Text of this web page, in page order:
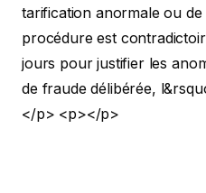
tarification anormale ou
procédure est
jours pour justifier les
de fraude délibérée,
</p> <p></p>